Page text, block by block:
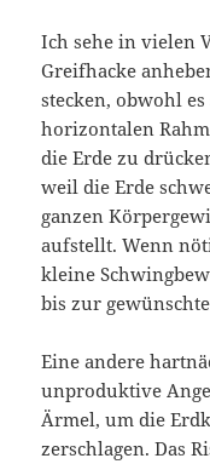
Ich sehe in vielen
Greifhacke
stecken, obwohl
horizontalen
die Erde zu
weil die Erde
ganzen
aufstellt. Wenn
kleine
bis zur
Eine andere
unproduktive
Ärmel, um die
zerschlagen. Das